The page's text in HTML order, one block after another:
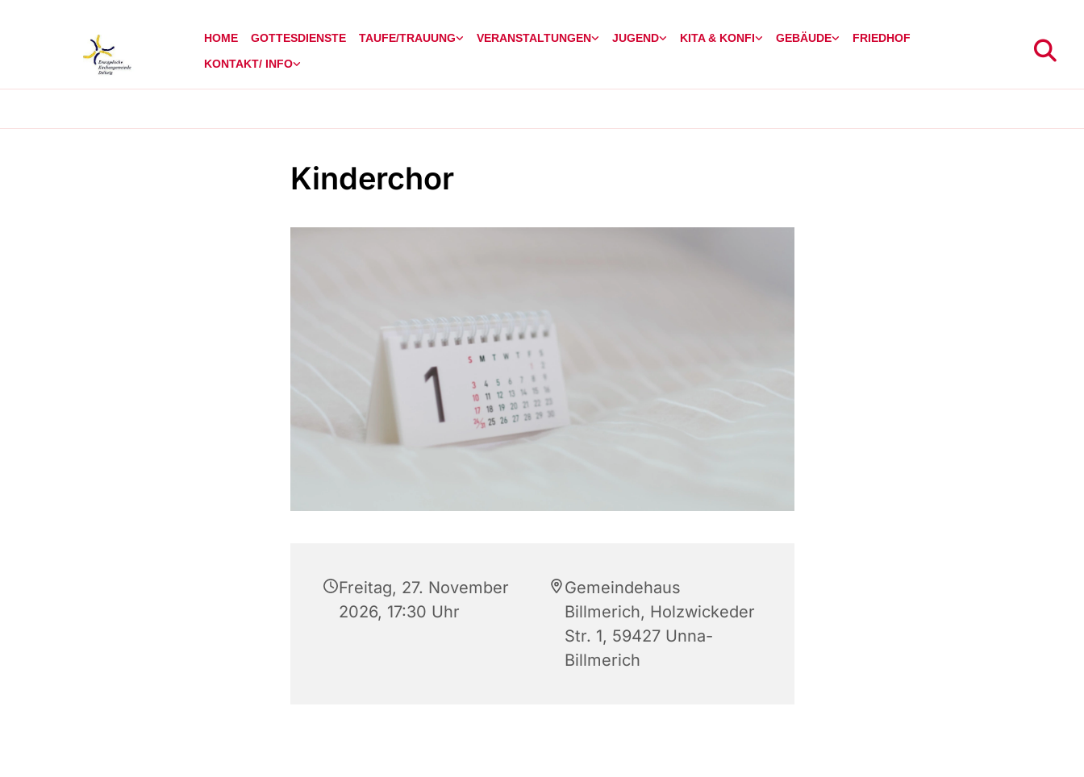
HOME GOTTESDIENSTE TAUFE/TRAUUNG VERANSTALTUNGEN JUGEND KITA & KONFI GEBÄUDE
FRIEDHOF
KONTAKT/ INFO
Kinderchor
Freitag, 27. November
2026, 17:30 Uhr
Gemeindehaus
Billmerich, Holzwickeder
Str. 1, 59427 Unna-
Billmerich